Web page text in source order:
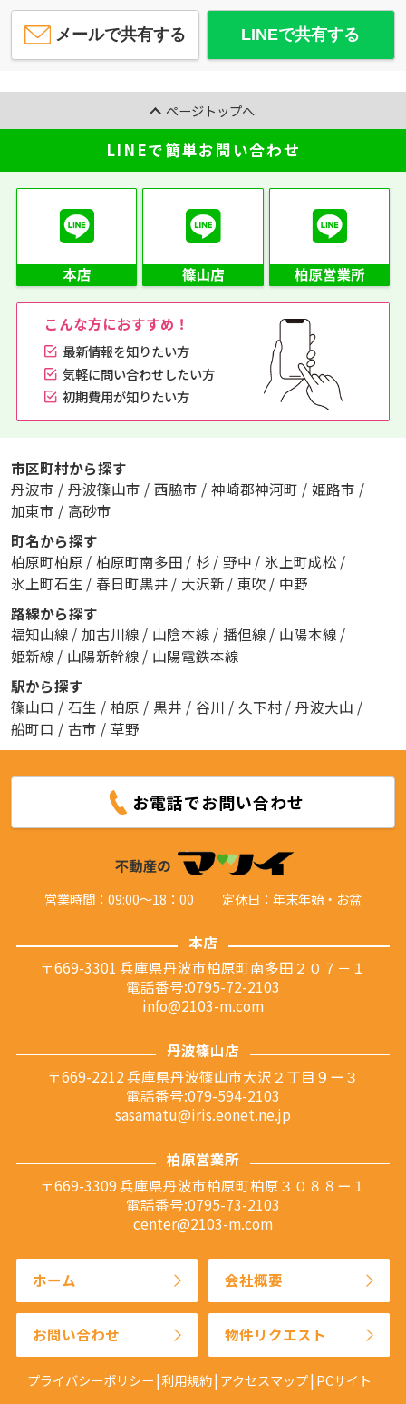
メールで共有する LINEで共有する
ページトップへ
LINEで簡単お問い合わせ
こんな方におすすめ！
最新情報を知りたい方
気軽に問い合わせしたい方
初期費用が知りたい方
市区町村から探す
丹波市 / 丹波篠山市 / 西脇市 / 神崎郡神河町 / 姫路市 /
加東市 / 高砂市
町名から探す
柏原町柏原 / 柏原町南多田 / 杉 / 野中 / 氷上町成松 /
氷上町石生 / 春日町黒井 / 大沢新 / 東吹 / 中野
路線から探す
福知山線 / 加古川線 / 山陰本線 / 播但線 / 山陽本線 /
姫新線 / 山陽新幹線 / 山陽電鉄本線
駅から探す
篠山口 / 石生 / 柏原 / 黒井 / 谷川 / 久下村 / 丹波大山 /
船町口 / 古市 / 草野
お電話でお問い合わせ
営業時間：09:00～18：00 定休日：年末年始・お盆
本店
〒669-3301 兵庫県丹波市柏原町南多田２０７－１
電話番号:0795-72-2103
info@2103-m.com
丹波篠山店
〒669-2212 兵庫県丹波篠山市大沢２丁目９ー３
電話番号:079-594-2103
sasamatu@iris.eonet.ne.jp
柏原営業所
〒669-3309 兵庫県丹波市柏原町柏原３０８８ー１
電話番号:0795-73-2103
center@2103-m.com
ホーム 会社概要
お問い合わせ 物件リクエスト
プライバシーポリシー 利用規約 アクセスマップ PCサイト